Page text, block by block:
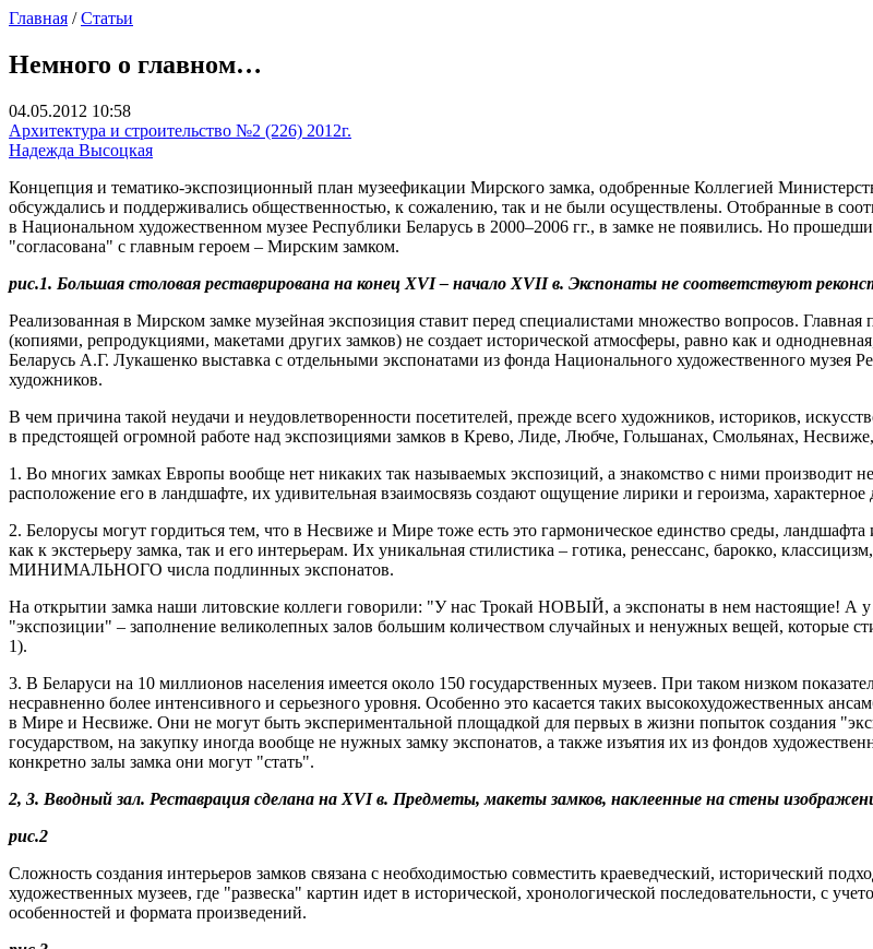
Главная / Статьи
Немного о главном…
04.05.2012 10:58
Архитектура и строительство №2 (226) 2012г.
Надежда Высоцкая
Концепция и тематико-экспозиционный план музеефикации Мирского замка, одобренные Коллегией
обсуждались и поддерживались общественностью, к сожалению, так и не были осуществлены. Отобранные в
в Национальном художественном музее Республики Беларусь в 2000–2006 гг., в замке не появились. Но
"согласована" с главным героем – Мирским замком.
рис.1. Большая столовая реставрирована на конец XVI – начало XVII в. Экспонаты не соответствуют
Реализованная в Мирском замке музейная экспозиция ставит перед специалистами множество вопросов.
(копиями, репродукциями, макетами других замков) не создает исторической атмосферы, равно как и
Беларусь А.Г. Лукашенко выставка с отдельными экспонатами из фонда Национального художественного музея
художников.
В чем причина такой неудачи и неудовлетворенности посетителей, прежде всего художников, историков,
в предстоящей огромной работе над экспозициями замков в Крево, Лиде, Любче, Гольшанах, Смольянах,
1. Во многих замках Европы вообще нет никаких так называемых экспозиций, а знакомство с ними производит
расположение его в ландшафте, их удивительная взаимосвязь создают ощущение лирики и героизма, характерное
2. Белорусы могут гордиться тем, что в Несвиже и Мире тоже есть это гармоническое единство среды,
как к экстерьеру замка, так и его интерьерам. Их уникальная стилистика – готика, ренессанс, барокко,
МИНИМАЛЬНОГО числа подлинных экспонатов.
На открытии замка наши литовские коллеги говорили: "У нас Трокай НОВЫЙ, а экспонаты в нем настоящие! А
"экспозиции" – заполнение великолепных залов большим количеством случайных и ненужных вещей, которые
1).
3. В Беларуси на 10 миллионов населения имеется около 150 государственных музеев. При таком низком
несравненно более интенсивного и серьезного уровня. Особенно это касается таких высокохудожественных
в Мире и Несвиже. Они не могут быть экспериментальной площадкой для первых в жизни попыток создания
государством, на закупку иногда вообще не нужных замку экспонатов, а также изъятия их из фондов
конкретно залы замка они могут "стать".
2, 3. Вводный зал. Реставрация сделана на XVI в. Предметы, макеты замков, наклеенные на стены
рис.2
Сложность создания интерьеров замков связана с необходимостью совместить краеведческий, исторический
художественных музеев, где "развеска" картин идет в исторической, хронологической последовательности, с
особенностей и формата произведений.